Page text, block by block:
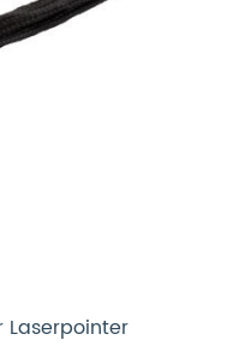
Laserpointer